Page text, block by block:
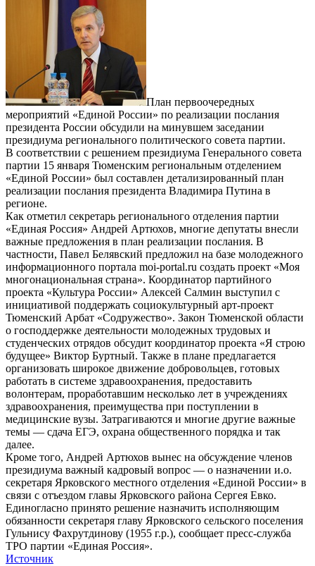
План первоочередных
мероприятий «Единой России» по реализации послания
президента России обсудили на минувшем заседании
президиума регионального политического совета партии.
В соответствии с решением президиума Генерального совета
партии 15 января Тюменским региональным отделением
«Единой России» был составлен детализированный план
реализации послания президента Владимира Путина в
регионе.
Как отметил секретарь регионального отделения партии
«Единая Россия» Андрей Артюхов, многие депутаты внесли
важные предложения в план реализации послания. В
частности, Павел Белявский предложил на базе молодежного
информационного портала moi-portal.ru cоздать проект «Моя
многонациональная страна». Координатор партийного
проекта «Культура России» Алексей Салмин выступил с
инициативой поддержать социокультурный арт-проект
Тюменский Арбат «Содружество». Закон Тюменской области
о господдержке деятельности молодежных трудовых и
студенческих отрядов обсудит координатор проекта «Я строю
будущее» Виктор Буртный. Также в плане предлагается
организовать широкое движение добровольцев, готовых
работать в системе здравоохранения, предоставить
волонтерам, проработавшим несколько лет в учреждениях
здравоохранения, преимущества при поступлении в
медицинские вузы. Затрагиваются и многие другие важные
темы — сдача ЕГЭ, охрана общественного порядка и так
далее.
Кроме того, Андрей Артюхов вынес на обсуждение членов
президиума важный кадровый вопрос — о назначении и.о.
секретаря Ярковского местного отделения «Единой России» в
связи с отъездом главы Ярковского района Сергея Евко.
Единогласно принято решение назначить исполняющим
обязанности секретаря главу Ярковского сельского поселения
Гульнису Фахрутдинову (1955 г.р.), сообщает пресс-служба
ТРО партии «Единая Россия».
Источник